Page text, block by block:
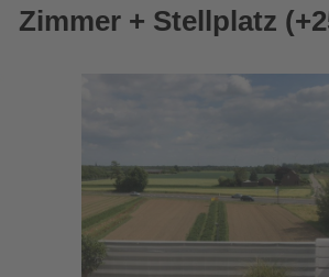
Zimmer + Stellplatz